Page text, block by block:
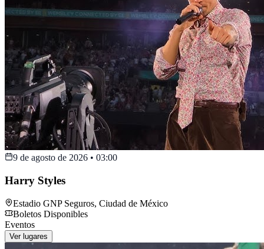
9 de agosto de 2026 • 03:00
Harry Styles
Estadio GNP Seguros, Ciudad de México
Boletos Disponibles
Eventos
Ver lugares